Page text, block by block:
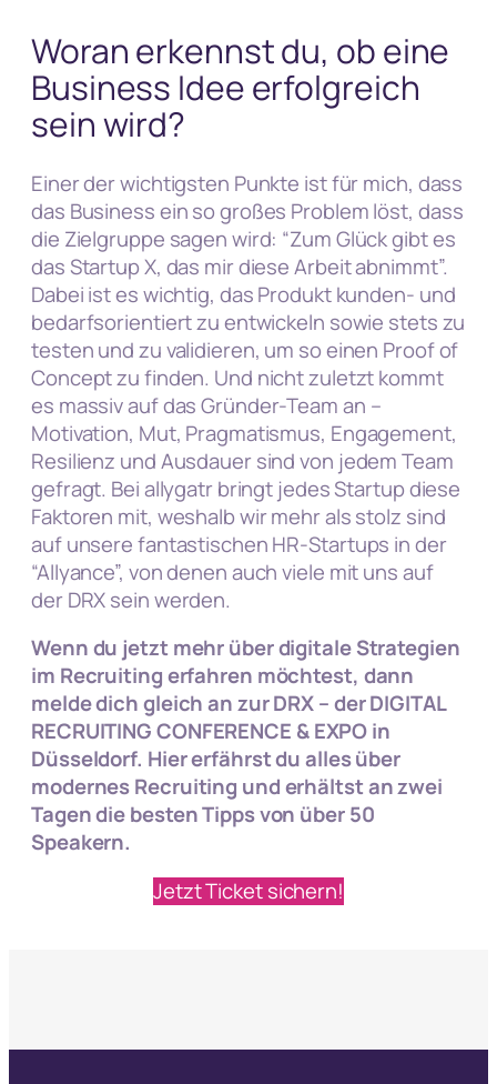
Woran erkennst du, ob eine
Business Idee erfolgreich
sein wird?
Einer der wichtigsten Punkte ist für mich, dass
das Business ein so großes Problem löst, dass
die Zielgruppe sagen wird: “Zum Glück gibt es
das Startup X, das mir diese Arbeit abnimmt”.
Dabei ist es wichtig, das Produkt kunden- und
bedarfsorientiert zu entwickeln sowie stets zu
testen und zu validieren, um so einen Proof of
Concept zu finden. Und nicht zuletzt kommt
es massiv auf das Gründer-Team an –
Motivation, Mut, Pragmatismus, Engagement,
Resilienz und Ausdauer sind von jedem Team
gefragt. Bei allygatr bringt jedes Startup diese
Faktoren mit, weshalb wir mehr als stolz sind
auf unsere fantastischen HR-Startups in der
“Allyance”, von denen auch viele mit uns auf
der DRX sein werden.
Wenn du jetzt mehr über digitale Strategien
im Recruiting erfahren möchtest, dann
melde dich gleich an zur DRX – der DIGITAL
RECRUITINGCONFERENCE & EXPOin
Düsseldorf. Hier erfährst du alles über
modernes Recruiting und erhältst an zwei
Tagen die besten Tipps von über 50
Speakern.
Jetzt Ticket sichern!